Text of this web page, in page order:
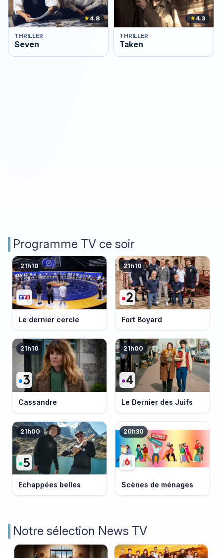
★4.8
THRILLER
Seven
★4.3
THRILLER
Taken
Programme TV ce soir
21h10
Le dernier cercle
21h10
Fort Boyard
21h10
Cassandre
21h00
Le Dernier des Juifs
21h00
Echappées belles
20h30
Scènes de ménages
Notre sélection News TV